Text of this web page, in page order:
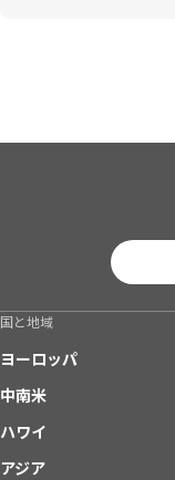
国と地域
ヨーロッパ
中南米
ハワイ
アジア